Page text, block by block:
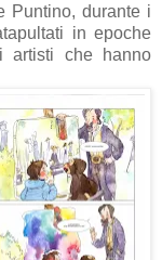
Puntino, durante i
in epoche
artisti che hanno